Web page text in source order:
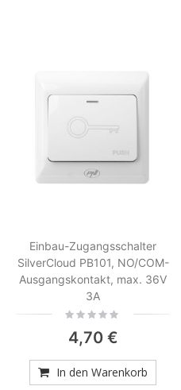
Einbau-Zugangsschalter
SilverCloud PB101, NO/COM-
Ausgangskontakt, max. 36V
3A
Rating:
4,70 €
In den Warenkorb